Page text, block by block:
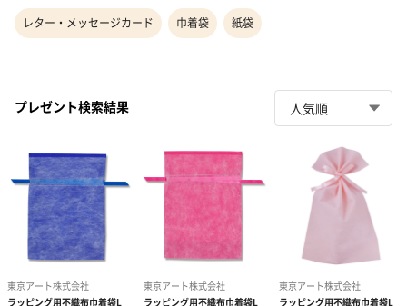
レター・メッセージカード 巾着袋 紙袋
プレゼント検索結果